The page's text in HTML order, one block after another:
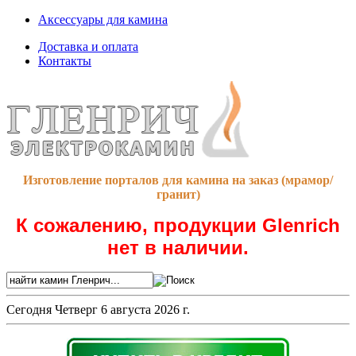
Аксессуары для камина
Доставка и оплата
Контакты
Изготовление порталов для камина на заказ (мрамор/
гранит)
К сожалению, продукции Glenrich
нет в наличии.
Сегодня Четверг 6 августа 2026 г.